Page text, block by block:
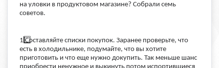
на уловки в продуктовом магазине? Собрали семь
советов.
1️ Составляйте списки покупок. Заранее проверьте, что
есть в холодильнике, подумайте, что вы хотите
приготовить и что еще нужно докупить. Так меньше шанс